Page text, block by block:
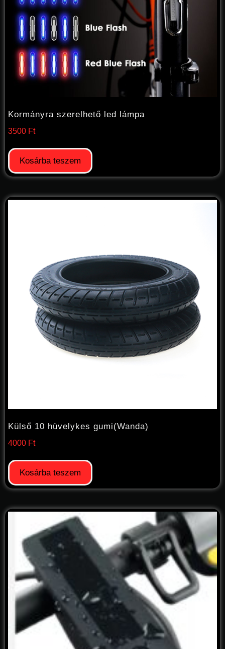
Kormányra szerelhető led lámpa
3500 Ft
Kosárba teszem
Külső 10 hüvelykes gumi(Wanda)
4000 Ft
Kosárba teszem